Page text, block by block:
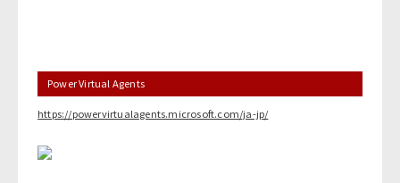
Power Virtual Agents
https://powervirtualagents.microsoft.com/ja-jp/